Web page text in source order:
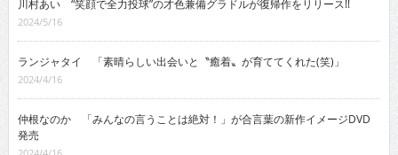
川村あい “笑顔で全力投球”の才色兼備グラドルが復帰作をリリース!!
2024/5/16
ランジャタイ 「素晴らしい出会いと〝癒着〟が育ててくれた(笑)」
2024/4/16
仲根なのか 「みんなの言うことは絶対！」が合言葉の新作イメージDVD
発売